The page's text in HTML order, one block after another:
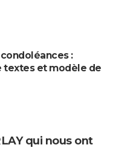
:
textes et modèle de
qui nous ont